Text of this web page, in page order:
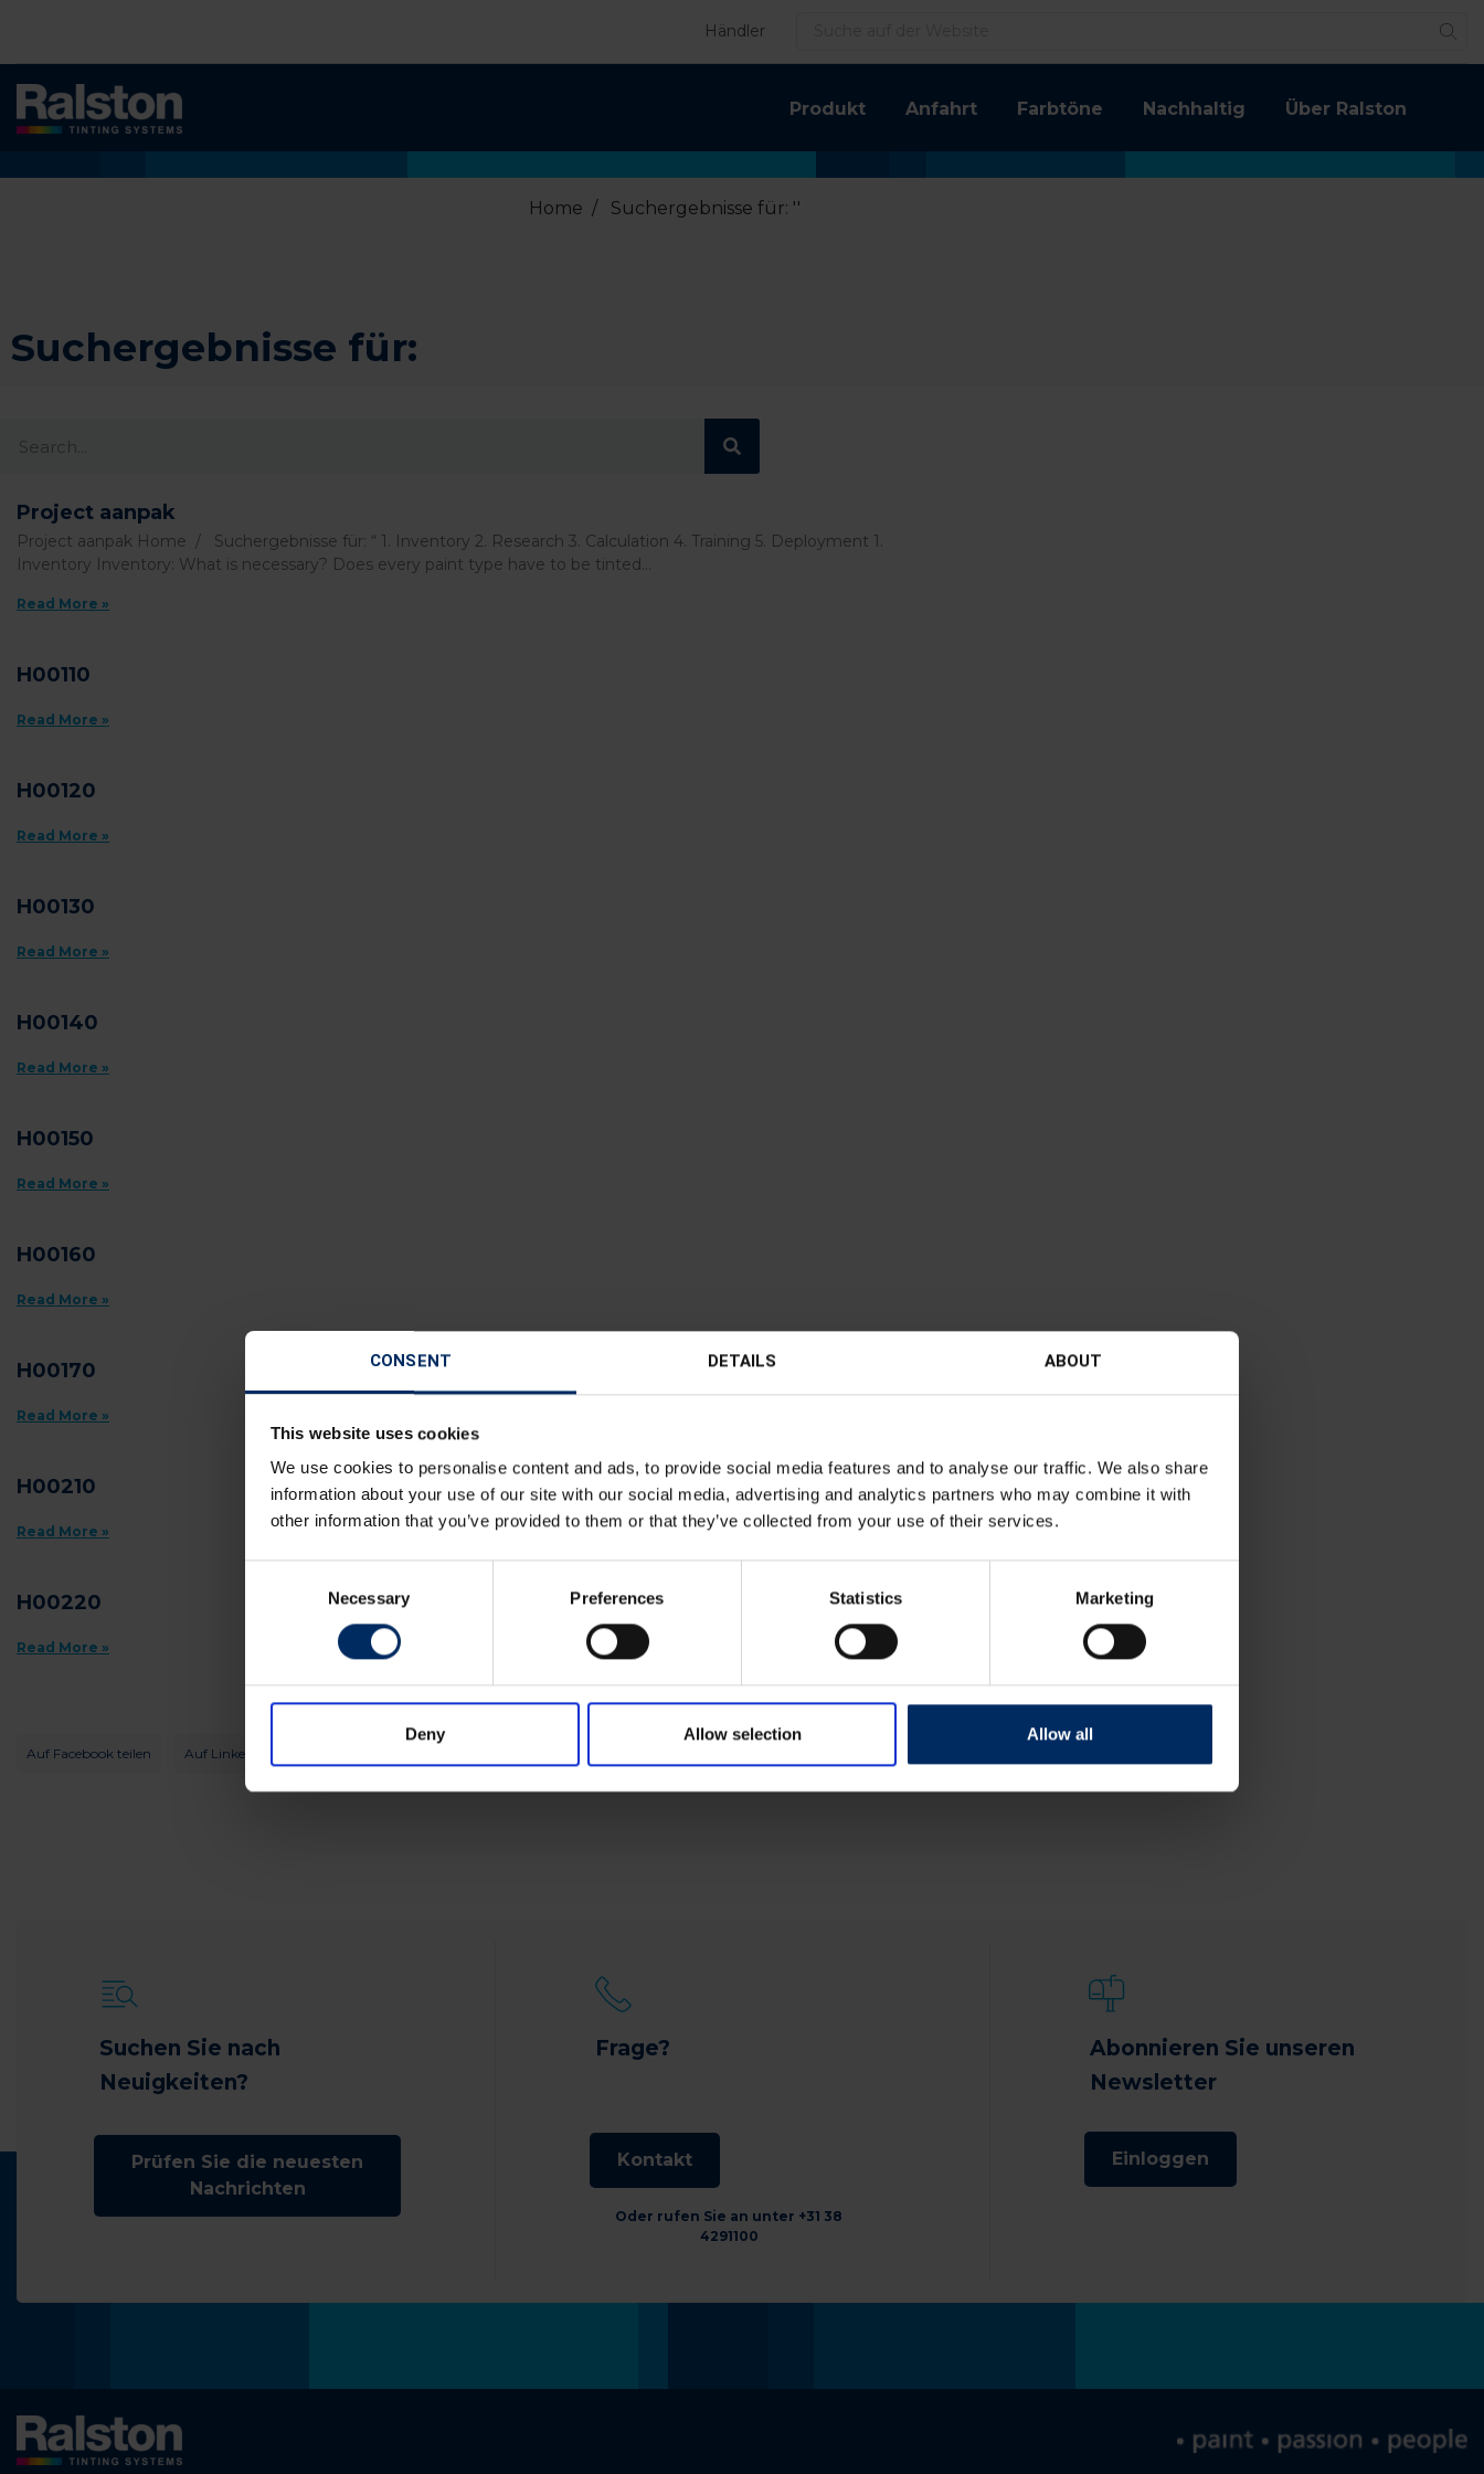
CONSENT DETAILS ABOUT
This website uses cookies
We use cookies to personalise content and ads, to provide social media features and to analyse our traffic. We also share
information about your use of our site with our social media, advertising and analytics partners who may combine it with
other information that you’ve provided to them or that they’ve collected from your use of their services.
Necessary Preferences Statistics Marketing
Deny Allow selection Allow all
Händler
Produkt Anfahrt Farbtöne Nachhaltig Über Ralston
Home / Suchergebnisse für: ''
Suchergebnisse für:
Project aanpak
Project aanpak Home / Suchergebnisse für: “ 1. Inventory 2. Research 3. Calculation 4. Training 5. Deployment 1.
Inventory Inventory: What is necessary? Does every paint type have to be tinted…
Read More »
H00110
Read More »
H00120
Read More »
H00130
Read More »
H00140
Read More »
H00150
Read More »
H00160
Read More »
H00170
Read More »
H00210
Read More »
H00220
Read More »
Auf Facebook teilen Auf LinkedIn teilen
Suchen Sie nach
Neuigkeiten?
Prüfen Sie die neuesten
Nachrichten
Frage?
Kontakt
Oder rufen Sie an unter +31 38
4291100
Abonnieren Sie unseren
Newsletter
Einloggen